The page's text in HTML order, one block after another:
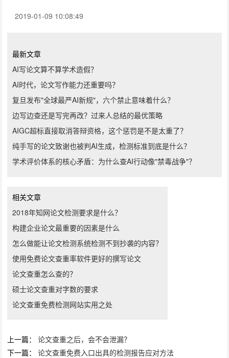
2019-01-09 10:08:49
最新文章
AI写论文算不算学术造假？
AI时代，论文写作能力还重要吗？
复旦发布"全球最严AI新规"，六个禁止意味着什么？
边写边查还是写完再改？过来人总结的最优策略
AIGC超标直接取消答辩资格，这个惩罚是不是太重了？
纯手写的论文致谢也被判AI生成，检测标准到底是什么？
学术评价体系的核心矛盾：为什么查AI行动像"禁毒战争"？
相关文章
2018年知网论文检测要求是什么？
构建企业论文最重要的因素是什么
怎么做能让论文检测系统检测不到抄袭的内容？
使用免费论文查重率软件更好的撰写论文
论文查重怎么查的？
硕士论文查重对字数的要求
论文查重免费检测网站实用之处
上一篇：论文查重之后，会不会泄漏？
下一篇：论文查重免费入口出具的检测报告应对方法